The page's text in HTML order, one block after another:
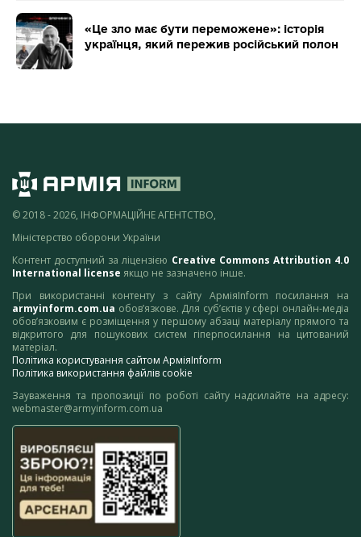
«Це зло має бути переможене»: історія
українця, який пережив російський полон
© 2018 - 2026, ІНФОРМАЦІЙНЕ АГЕНТСТВО,
Міністерство оборони України
Контент доступний за ліцензією Creative Commons Attribution 4.0
International license якщо не зазначено інше.
При використанні контенту з сайту АрміяInform посилання на
armyinform.com.ua обов’язкове. Для суб’єктів у сфері онлайн-медіа
обов’язковим є розміщення у першому абзаці матеріалу прямого та
відкритого для пошукових систем гіперпосилання на цитований
матеріал.
Політика користування сайтом АрміяInform
Політика використання файлів cookie
Зауваження та пропозиції по роботі сайту надсилайте на адресу:
webmaster@armyinform.com.ua